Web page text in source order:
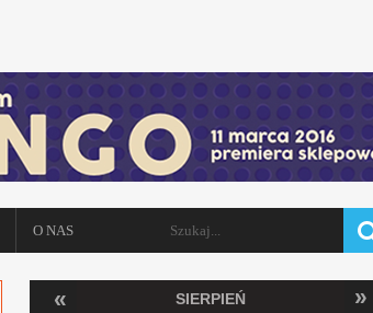
O NAS FORMULARZ WYSZUKIWANIA
SIERPIEŃ
« »